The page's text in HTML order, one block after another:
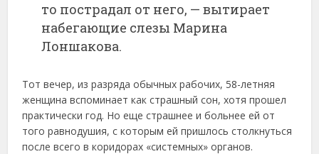
то пострадал от него, — вытирает
набегающие слезы Марина
Лоншакова.
Тот вечер, из разряда обычных рабочих, 58-летняя
женщина вспоминает как страшный сон, хотя прошел
практически год. Но еще страшнее и больнее ей от
того равнодушия, с которым ей пришлось столкнуться
после всего в коридорах «системных» органов.